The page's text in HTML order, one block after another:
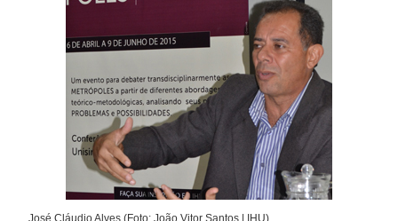
José Cláudio Alves (Foto: João Vitor Santos | IHU)